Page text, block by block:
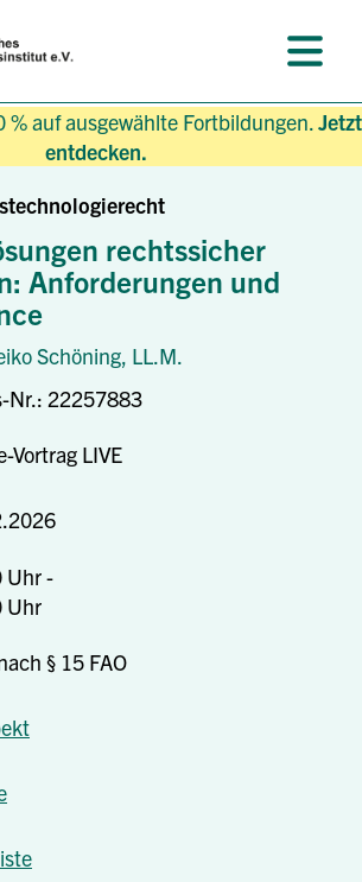
auf ausgewählte Fortbildungen.Jetzt
entdecken.
rechtssicher
Anforderungen und
Schöning, LL.M.
Nr.: 22257883
Vortrag LIVE
Uhr -
Uhr
§ 15 FAO